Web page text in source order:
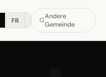
FR
Andere
Gemeinde